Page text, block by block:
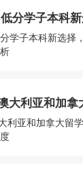
分学子本科
直通项目解析
学子本科新选择
大利亚和加拿
自己的海外国
利亚和加拿大留